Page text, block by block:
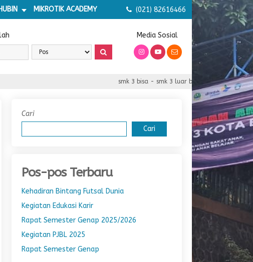
MIKROTIK ACADEMY (021) 82616466
Media Sosial
smk 3 bisa - smk 3 luar biasa - smk 3 serba
Cari
Cari
Pos-pos Terbaru
Kehadiran Bintang Futsal Dunia
Kegiatan Edukasi Karir
Rapat Semester Genap 2025/2026
Kegiatan PJBL 2025
Rapat Semester Genap